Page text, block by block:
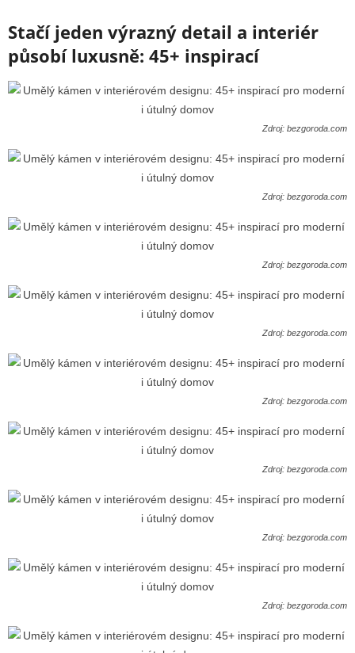
Stačí jeden výrazný detail a interiér
působí luxusně: 45+ inspirací
Zdroj: bezgoroda.com
Zdroj: bezgoroda.com
Zdroj: bezgoroda.com
Zdroj: bezgoroda.com
Zdroj: bezgoroda.com
Zdroj: bezgoroda.com
Zdroj: bezgoroda.com
Zdroj: bezgoroda.com